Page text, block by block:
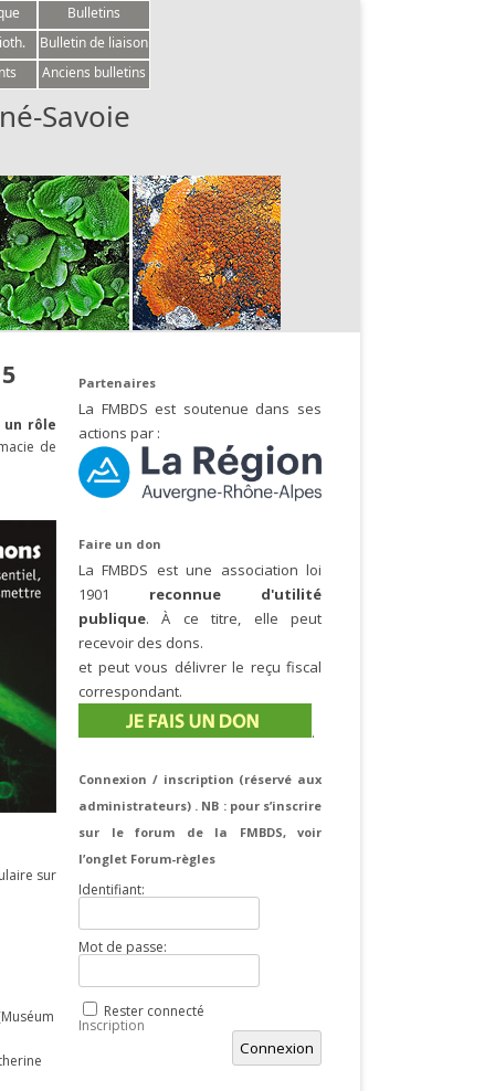
Bulletins
Bulletin de liaison
Anciens bulletins
Savoie
un rôle
de
sur
Partenaires
La FMBDS est soutenue dans ses
actions par :
Faire un don
La FMBDS est une association loi
1901 reconnue d'utilité
publique. À ce titre, elle peut
recevoir des dons.
et peut vous délivrer le reçu fiscal
correspondant.
.
Connexion / inscription (réservé aux
administrateurs) . NB : pour s’inscrire
sur le forum de la FMBDS, voir
l’onglet Forum-règles
Identifiant:
Mot de passe:
Rester connecté
Connexion
Inscription